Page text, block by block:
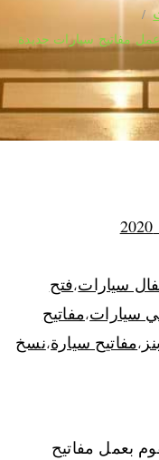
سيارات،فتح
سيارات،مفاتيح
،مفاتيح سيارة،نسخ
بعمل مفاتيح